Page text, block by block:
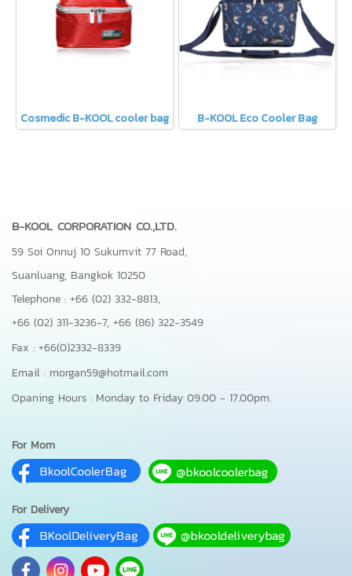
Cosmedic B-KOOL cooler bag B-KOOL Eco Cooler Bag
B-KOOL CORPORATION CO.,LTD.
59 Soi Onnuj 10 Sukumvit 77 Road,
Suanluang, Bangkok 10250
Telephone : +66 (02) 332-8813,
+66 (02) 311-3236-7, +66 (86) 322-3549
Fax : +66(0)2332-8339
Email : morgan59@hotmail.com
Opaning Hours : Monday to Friday 09.00 - 17.00pm.
For Mom
For Delivery